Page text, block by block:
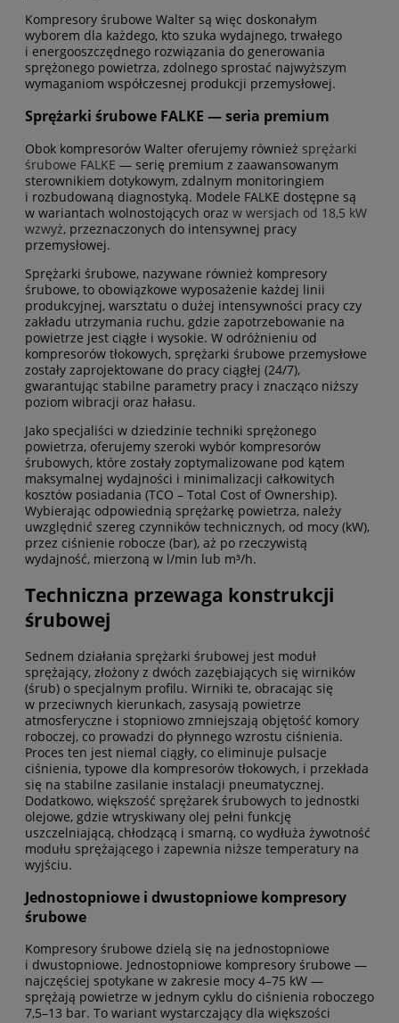
Kompresory śrubowe Walter są więc doskonałym
wyborem dla każdego, kto szuka wydajnego, trwałego
i energooszczędnego rozwiązania do generowania
sprężonego powietrza, zdolnego sprostać najwyższym
wymaganiom współczesnej produkcji przemysłowej.
Sprężarki śrubowe FALKE — seria premium
Obok kompresorów Walter oferujemy również sprężarki
śrubowe FALKE — serię premium z zaawansowanym
sterownikiem dotykowym, zdalnym monitoringiem
i rozbudowaną diagnostyką. Modele FALKE dostępne są
w wariantach wolnostojących oraz w wersjach od 18,5 kW
wzwyż, przeznaczonych do intensywnej pracy
przemysłowej.
Sprężarki śrubowe, nazywane również kompresory
śrubowe, to obowiązkowe wyposażenie każdej linii
produkcyjnej, warsztatu o dużej intensywności pracy czy
zakładu utrzymania ruchu, gdzie zapotrzebowanie na
powietrze jest ciągłe i wysokie. W odróżnieniu od
kompresorów tłokowych, sprężarki śrubowe przemysłowe
zostały zaprojektowane do pracy ciągłej (24/7),
gwarantując stabilne parametry pracy i znacząco niższy
poziom wibracji oraz hałasu.
Jako specjaliści w dziedzinie techniki sprężonego
powietrza, oferujemy szeroki wybór kompresorów
śrubowych, które zostały zoptymalizowane pod kątem
maksymalnej wydajności i minimalizacji całkowitych
kosztów posiadania (TCO – Total Cost of Ownership).
Wybierając odpowiednią sprężarkę powietrza, należy
uwzględnić szereg czynników technicznych, od mocy (kW),
przez ciśnienie robocze (bar), aż po rzeczywistą
wydajność, mierzoną w l/min lub m³/h.
Techniczna przewaga konstrukcji
śrubowej
Sednem działania sprężarki śrubowej jest moduł
sprężający, złożony z dwóch zazębiających się wirników
(śrub) o specjalnym profilu. Wirniki te, obracając się
w przeciwnych kierunkach, zasysają powietrze
atmosferyczne i stopniowo zmniejszają objętość komory
roboczej, co prowadzi do płynnego wzrostu ciśnienia.
Proces ten jest niemal ciągły, co eliminuje pulsacje
ciśnienia, typowe dla kompresorów tłokowych, i przekłada
się na stabilne zasilanie instalacji pneumatycznej.
Dodatkowo, większość sprężarek śrubowych to jednostki
olejowe, gdzie wtryskiwany olej pełni funkcję
uszczelniającą, chłodzącą i smarną, co wydłuża żywotność
modułu sprężającego i zapewnia niższe temperatury na
wyjściu.
Jednostopniowe i dwustopniowe kompresory
śrubowe
Kompresory śrubowe dzielą się na jednostopniowe
i dwustopniowe. Jednostopniowe kompresory śrubowe —
najczęściej spotykane w zakresie mocy 4–75 kW —
sprężają powietrze w jednym cyklu do ciśnienia roboczego
7,5–13 bar. To wariant wystarczający dla większości